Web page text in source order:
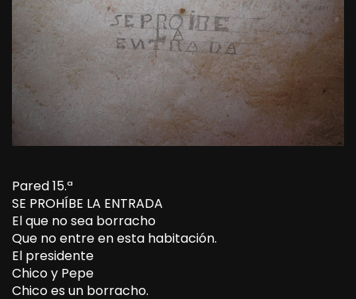
Pared 15.ª
SE PROHÍBE LA ENTRADA
El que no sea borracho
Que no entre en esta habitación.
El presidente
Chico y Pepe
Chico es un borracho.